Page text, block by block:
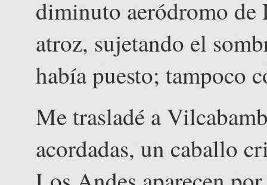
diminuto aeródromo
atroz, sujetando el
había puesto; tampoco
Me trasladé a
acordadas, un caballo